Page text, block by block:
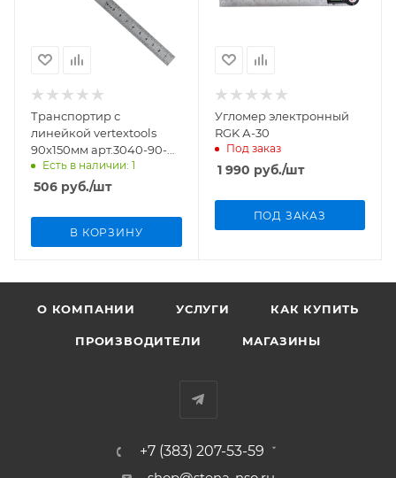
Транспортир с
линейкой vertextools
90x150мм арт.3040-90-
150Есть в наличии: 1
506 руб./шт
В КОРЗИНУ
Угломер электронный
RGK А-30
Под заказ
1 990 руб./шт
ПОД ЗАКАЗ
О КОМПАНИИ УСЛУГИ КАК КУПИТЬ
ПРОИЗВОДИТЕЛИ МАГАЗИНЫ
+7 (383) 207-53-59